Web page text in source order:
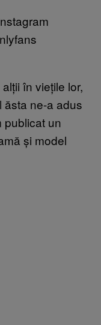
în viețile lor,
ăsta ne-a adus
publicat un
și model